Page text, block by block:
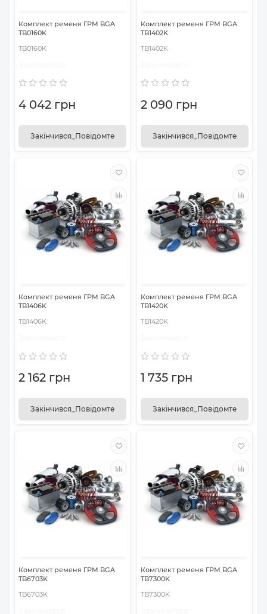
Комплект ременя ГРМ BGA
TB0160K
TB0160K
4 042 грн
Закінчився_Повідомте
Комплект ременя ГРМ BGA
TB1402K
TB1402K
2 090 грн
Закінчився_Повідомте
Комплект ременя ГРМ BGA
TB1406K
TB1406K
2 162 грн
Закінчився_Повідомте
Комплект ременя ГРМ BGA
TB1420K
TB1420K
1 735 грн
Закінчився_Повідомте
Комплект ременя ГРМ BGA
TB6703K
TB6703K
Комплект ременя ГРМ BGA
TB7300K
TB7300K